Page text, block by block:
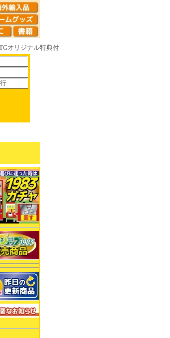
オリジナル特典付
メ ゲッP-X アレサCOLLECTION 1993-1995 ライ